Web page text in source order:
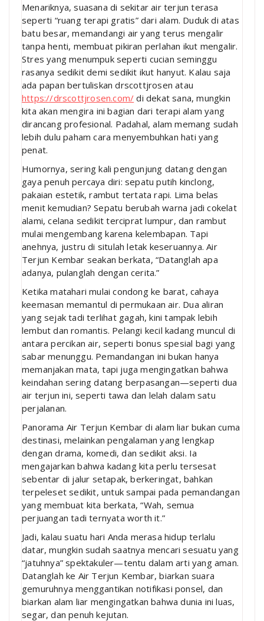
Menariknya, suasana di sekitar air terjun terasa
seperti “ruang terapi gratis” dari alam. Duduk di atas
batu besar, memandangi air yang terus mengalir
tanpa henti, membuat pikiran perlahan ikut mengalir.
Stres yang menumpuk seperti cucian seminggu
rasanya sedikit demi sedikit ikut hanyut. Kalau saja
ada papan bertuliskan drscottjrosen atau
https://drscottjrosen.com/ di dekat sana, mungkin
kita akan mengira ini bagian dari terapi alam yang
dirancang profesional. Padahal, alam memang sudah
lebih dulu paham cara menyembuhkan hati yang
penat.
Humornya, sering kali pengunjung datang dengan
gaya penuh percaya diri: sepatu putih kinclong,
pakaian estetik, rambut tertata rapi. Lima belas
menit kemudian? Sepatu berubah warna jadi cokelat
alami, celana sedikit terciprat lumpur, dan rambut
mulai mengembang karena kelembapan. Tapi
anehnya, justru di situlah letak keseruannya. Air
Terjun Kembar seakan berkata, “Datanglah apa
adanya, pulanglah dengan cerita.”
Ketika matahari mulai condong ke barat, cahaya
keemasan memantul di permukaan air. Dua aliran
yang sejak tadi terlihat gagah, kini tampak lebih
lembut dan romantis. Pelangi kecil kadang muncul di
antara percikan air, seperti bonus spesial bagi yang
sabar menunggu. Pemandangan ini bukan hanya
memanjakan mata, tapi juga mengingatkan bahwa
keindahan sering datang berpasangan—seperti dua
air terjun ini, seperti tawa dan lelah dalam satu
perjalanan.
Panorama Air Terjun Kembar di alam liar bukan cuma
destinasi, melainkan pengalaman yang lengkap
dengan drama, komedi, dan sedikit aksi. Ia
mengajarkan bahwa kadang kita perlu tersesat
sebentar di jalur setapak, berkeringat, bahkan
terpeleset sedikit, untuk sampai pada pemandangan
yang membuat kita berkata, “Wah, semua
perjuangan tadi ternyata worth it.”
Jadi, kalau suatu hari Anda merasa hidup terlalu
datar, mungkin sudah saatnya mencari sesuatu yang
“jatuhnya” spektakuler—tentu dalam arti yang aman.
Datanglah ke Air Terjun Kembar, biarkan suara
gemuruhnya menggantikan notifikasi ponsel, dan
biarkan alam liar mengingatkan bahwa dunia ini luas,
segar, dan penuh kejutan.